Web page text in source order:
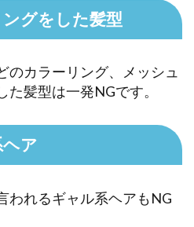
グをした髪型
のカラーリング、メッシュ
髪型は一発NGです。
ア
われるギャル系ヘアもNG